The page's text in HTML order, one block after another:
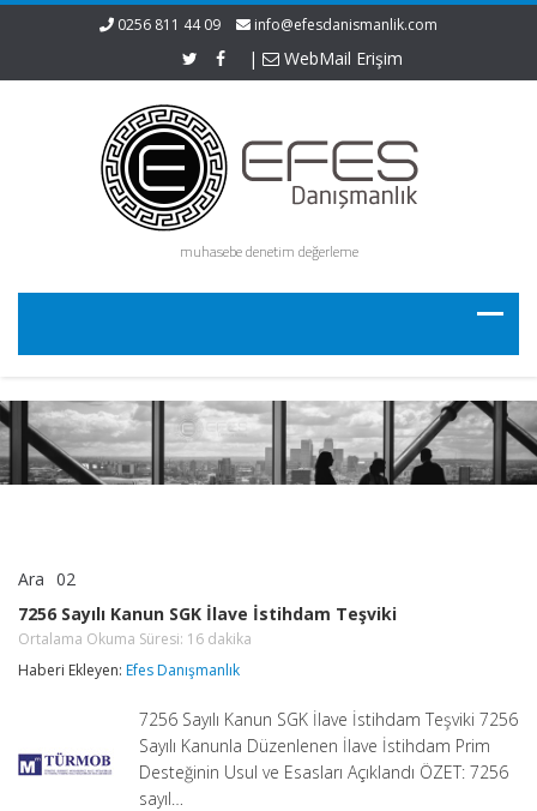
0256 811 44 09 info@efesdanismanlik.com
| WebMail Erişim
muhasebe denetim değerleme
Ara 02
Kanun
SGK
İlave
İstihdam
Ortalama
Okuma
Süresi:
16
dakika
7256 Sayılı Kanun SGK İlave İstihdam Teşviki
Ortalama Okuma Süresi: 16 dakika
Haberi Ekleyen: Efes Danışmanlık
7256 Sayılı Kanun SGK İlave İstihdam Teşviki 7256
Sayılı Kanunla Düzenlenen İlave İstihdam Prim
Desteğinin Usul ve Esasları Açıklandı ÖZET: 7256
sayıl…